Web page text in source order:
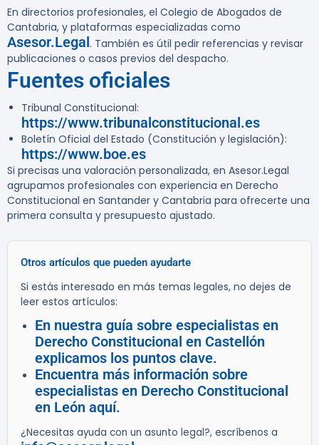
En directorios profesionales, el Colegio de Abogados de
Cantabria, y plataformas especializadas como
Asesor.Legal. También es útil pedir referencias y revisar
publicaciones o casos previos del despacho.
Fuentes oficiales
Tribunal Constitucional:
https://www.tribunalconstitucional.es
Boletín Oficial del Estado (Constitución y legislación):
https://www.boe.es
Si precisas una valoración personalizada, en Asesor.Legal
agrupamos profesionales con experiencia en Derecho
Constitucional en Santander y Cantabria para ofrecerte una
primera consulta y presupuesto ajustado.
Otros artículos que pueden ayudarte
Si estás interesado en más temas legales, no dejes de
leer estos artículos:
En nuestra guía sobre especialistas en
Derecho Constitucional en Castellón
explicamos los puntos clave.
Encuentra más información sobre
especialistas en Derecho Constitucional
en León aquí.
¿Necesitas ayuda con un asunto legal?, escríbenos a